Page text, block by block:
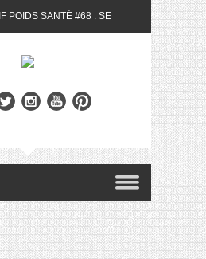
POIDS SANTÉ #68 : SE
MOIS DE MAI 2024 FEAT.
#10 : MEAL PREP &
: LES MY LITTLE &
MOIS D’AVRIL 2024
POIDS SANTÉ #67 : L’AVIS
N’EST QUE LA VIE DES